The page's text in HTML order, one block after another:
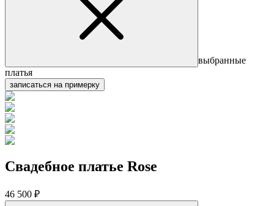
выбранные
платья
записаться на примерку
Свадебное платье Rose
46 500 ₽